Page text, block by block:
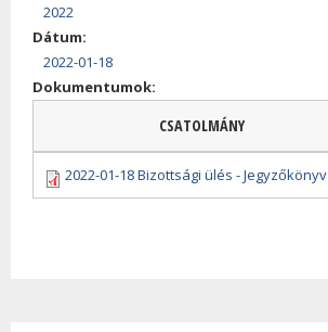
2022
Dátum:
2022-01-18
Dokumentumok:
CSATOLMÁNY
2022-01-18 Bizottsági ülés - Jegyzőkönyv